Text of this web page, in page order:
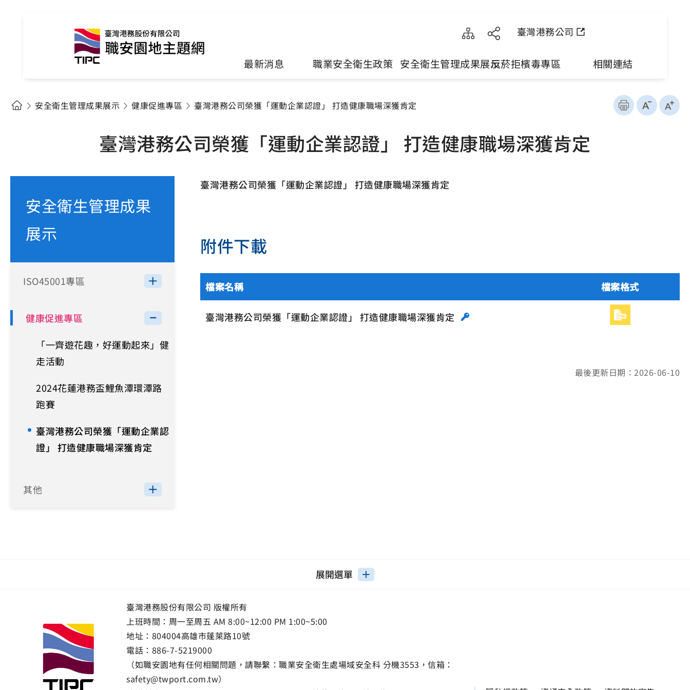
臺灣港務公司
最新消息 職業安全衛生政策 安全衛生管理成果展示反菸拒檳毒專區 相關連結
安全衛生管理成果展示 健康促進專區 臺灣港務公司榮獲「運動企業認證」 打造健康職場深獲肯定
臺灣港務公司榮獲「運動企業認證」 打造健康職場深獲肯定
安全衛生管理成果
展示
ISO45001專區
健康促進專區
「一齊遊花趣，好運動起來」健
走活動
2024花蓮港務盃鯉魚潭環潭路
跑賽
臺灣港務公司榮獲「運動企業認
證」 打造健康職場深獲肯定
其他
臺灣港務公司榮獲「運動企業認證」 打造健康職場深獲肯定
附件下載
檔案名稱 檔案格式
臺灣港務公司榮獲「運動企業認證」 打造健康職場深獲肯定
最後更新日期：2026-06-10
展開選單
臺灣港務股份有限公司 版權所有
上班時間：周一至周五 AM 8:00~12:00 PM 1:00~5:00
地址： 804004高雄市蓬萊路10號
電話： 886-7-5219000
（如職安園地有任何相關問題，請聯繫：職業安全衛生處場域安全科 分機3553，信箱：
safety@twport.com.tw）